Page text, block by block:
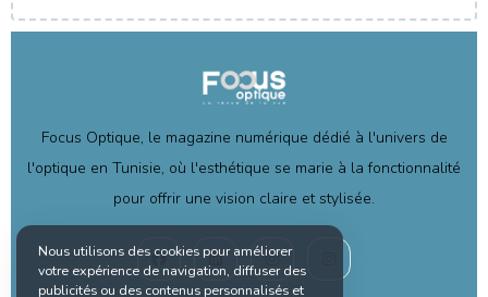
Focus Optique, le magazine numérique dédié à l'univers de
l'optique en Tunisie, où l'esthétique se marie à la fonctionnalité
pour offrir une vision claire et stylisée.
Nous utilisons des cookies pour améliorer
votre expérience de navigation, diffuser des
publicités ou des contenus personnalisés et